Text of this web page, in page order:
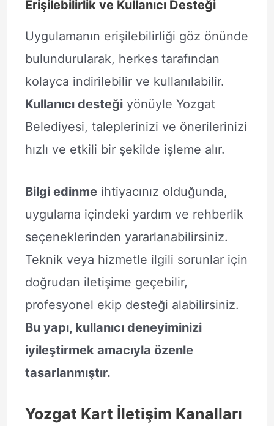
Erişilebilirlik ve Kullanıcı Desteği
Uygulamanın erişilebilirliği göz önünde
bulundurularak, herkes tarafından
kolayca indirilebilir ve kullanılabilir.
Kullanıcı desteğiyönüyle Yozgat
Belediyesi, taleplerinizi ve önerilerinizi
hızlı ve etkili bir şekilde işleme alır.
Bilgi edinmeihtiyacınız olduğunda,
uygulama içindeki yardım ve rehberlik
seçeneklerinden yararlanabilirsiniz.
Teknik veya hizmetle ilgili sorunlar için
doğrudan iletişime geçebilir,
profesyonel ekip desteği alabilirsiniz.
Bu yapı, kullanıcı deneyiminizi
iyileştirmek amacıyla özenle
tasarlanmıştır.
Yozgat Kart İletişim Kanalları